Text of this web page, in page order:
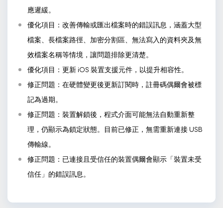
應遲緩。
優化項目：改善傳輸或匯出檔案時的錯誤訊息，涵蓋大型
檔案、長檔案路徑、加密分割區、無法寫入的資料夾及無
效檔案名稱等情境，讓問題排除更清楚。
優化項目：更新 iOS 裝置支援元件，以提升相容性。
修正問題：在硬體變更後更新訂閱時，註冊碼偶爾會被標
記為過期。
修正問題：裝置解鎖後，程式介面可能無法自動重新整
理，仍顯示為鎖定狀態。目前已修正，無需重新連接 USB
傳輸線。
修正問題：已連接且受信任的裝置偶爾會顯示「裝置未受
信任」的錯誤訊息。